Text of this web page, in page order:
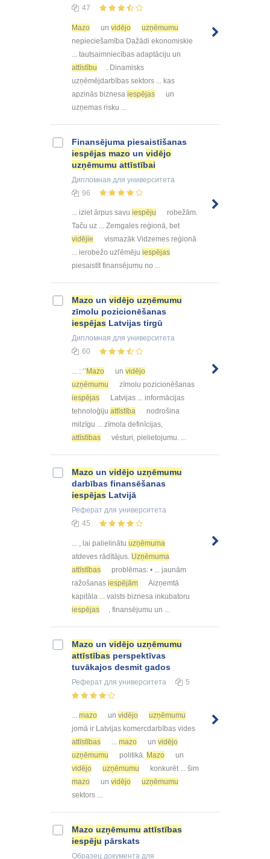
47
Mazo un vidējo
uzņēmumu
nepieciešamība Dažādi ekonomiskie
... tautsaimniecības adaptāciju un
attīstību
. Dinamisks
uzņēmējdarbības sektors ... kas
apzinās biznesa iespējas
un
uzņemas risku ...
Finansējuma piesaistīšanas
iespējas mazo un vidējo
uzņēmumu attīstībai
Дипломная для университета
96
... iziet ārpus savu iespēju
robežām.
Taču uz ... Zemgales reģionā, bet
vidējie
vismazāk Vidzemes reģionā
... ierobežo uzľēmēju iespējas
piesaistīt finansējumu no ...
Mazo un vidējo uzņēmumu
zīmolu pozicionēšanas
iespējas Latvijas tirgū
Дипломная для университета
60
... : ‘’ Mazo un vidējo
uzņēmumu
zīmolu pozicionēšanas
iespējas
Latvijas ... informācijas
tehnoloģiju attīstība
nodrošina
milzīgu ... zīmola definīcijas,
attīstības
vēsturi, pielietojumu. ...
Mazo un vidējo uzņēmumu
darbības finansēšanas
iespējas Latvijā
Реферат для университета
45
... , lai palielinātu uzņēmuma
atdeves rādītājus. Uzņēmuma
attīstības
problēmas: • ... jaunām
ražošanas iespējām
Aizņemtā
kapitāla ... valsts biznesa inkubatoru
iespējas
, finansējumu un ...
Mazo un vidējo uzņēmumu
attīstības perspektīvas
tuvākajos desmit gados
Реферат для университета 5
... mazo un vidējo
uzņēmumu
jomā ir Latvijas komercdarbības vides
attīstības
... mazo un vidējo
uzņēmumu
politikā. Mazo
un
vidējo
uzņēmumu
konkurēt ... šim
mazo
un vidējo
uzņēmumu
sektors ...
Mazo uzņēmumu attīstības
iespēju pārskats
Образец документа для